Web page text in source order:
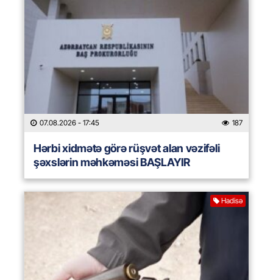
07.08.2026 - 17:45 187
Hərbi xidmətə görə rüşvət alan vəzifəli
şəxslərin məhkəməsi BAŞLAYIR
Hadisə